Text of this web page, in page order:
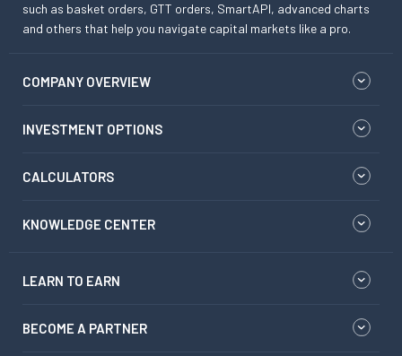
such as basket orders, GTT orders, SmartAPI, advanced charts
and others that help you navigate capital markets like a pro.
COMPANY OVERVIEW
INVESTMENT OPTIONS
CALCULATORS
KNOWLEDGE CENTER
LEARN TO EARN
BECOME A PARTNER